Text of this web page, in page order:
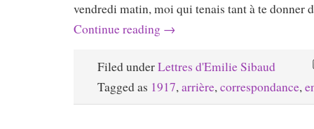
vendredi matin, moi qui tenais tant à te donner
Continue reading →
Filed underLettres d'Emilie Sibaud
Tagged as 1917,arrière,correspondance,